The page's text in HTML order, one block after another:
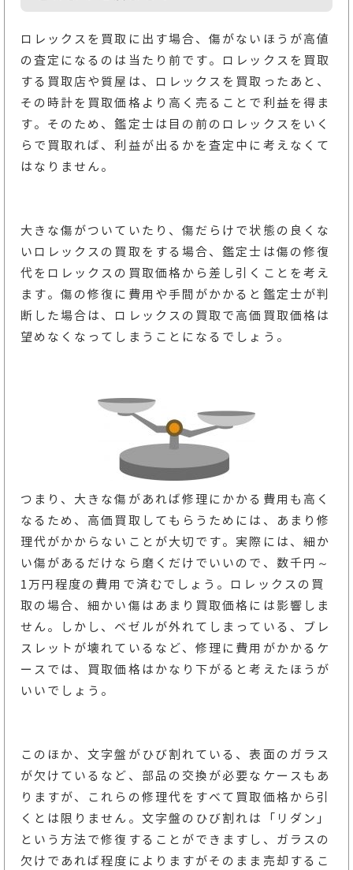
ロレックスを買取に出す場合、傷がないほうが高値
の査定になるのは当たり前です。ロレックスを買取
する買取店や質屋は、ロレックスを買取ったあと、
その時計を買取価格より高く売ることで利益を得ま
す。そのため、鑑定士は目の前のロレックスをいく
らで買取れば、利益が出るかを査定中に考えなくて
はなりません。
大きな傷がついていたり、傷だらけで状態の良くな
いロレックスの買取をする場合、鑑定士は傷の修復
代をロレックスの買取価格から差し引くことを考え
ます。傷の修復に費用や手間がかかると鑑定士が判
断した場合は、ロレックスの買取で高価買取価格は
望めなくなってしまうことになるでしょう。
つまり、大きな傷があれば修理にかかる費用も高く
なるため、高価買取してもらうためには、あまり修
理代がかからないことが大切です。実際には、細か
い傷があるだけなら磨くだけでいいので、数千円～
1万円程度の費用で済むでしょう。ロレックスの買
取の場合、細かい傷はあまり買取価格には影響しま
せん。しかし、ベゼルが外れてしまっている、ブレ
スレットが壊れているなど、修理に費用がかかるケ
ースでは、買取価格はかなり下がると考えたほうが
いいでしょう。
このほか、文字盤がひび割れている、表面のガラス
が欠けているなど、部品の交換が必要なケースもあ
りますが、これらの修理代をすべて買取価格から引
くとは限りません。文字盤のひび割れは「リダン」
という方法で修復することができますし、ガラスの
欠けであれば程度によりますがそのまま売却するこ